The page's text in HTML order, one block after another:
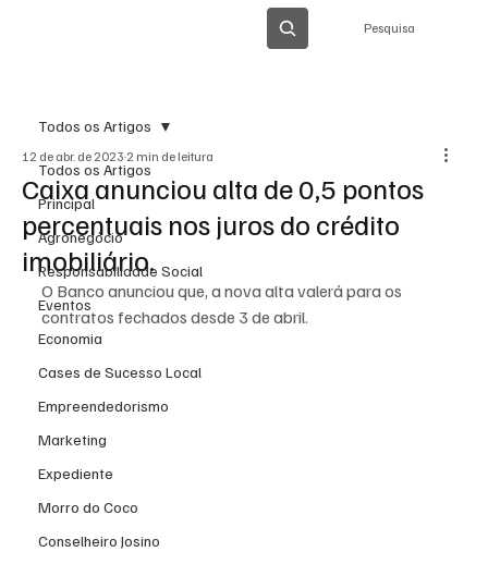
Pesquisa
Todos os Artigos
Principal
Agronegócio
Responsabilidade Social
Eventos
Economia
Cases de Sucesso Local
Empreendedorismo
Marketing
Expediente
Morro do Coco
Conselheiro Josino
Todos os Artigos
Caixa anunciou alta de 0,5 pontos
percentuais nos juros do crédito
imobiliário.
12 de abr. de 2023 2 min de leitura
O Banco anunciou que, a nova alta valerá para os
contratos fechados desde 3 de abril.